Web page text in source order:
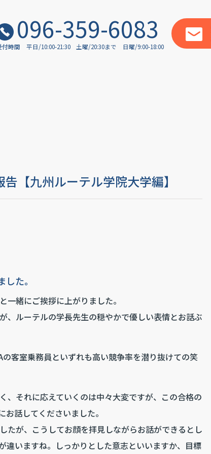
096-359-6083
付時間 平日/10:00-21:30 土曜/20:30まで 日曜/9:00-18:00
【九州ルーテル学院大学編】
た。
緒にご挨拶に上がりました。
、ルーテルの学長先生の穏やかで優しい表情とお話ぶ
客室乗務員といずれも高い競争率を潜り抜けての笑
、それに応えていくのは中々大変ですが、この合格の
話してくださいました。
たが、こうしてお顔を拝見しながらお話ができるとし
違いますね。しっかりとした意志といいますか、目標